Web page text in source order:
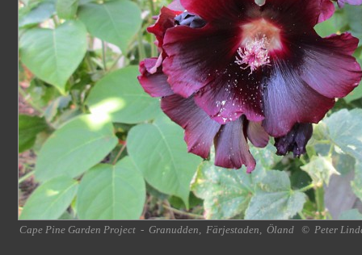
Cape Pine Garden Project - Granudden, Färjestaden, Öland © Peter